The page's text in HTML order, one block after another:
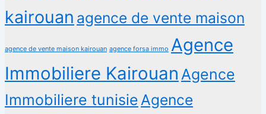
kairouan agence de vente maison
agence de vente maison kairouan agence forsa immo Agence
Immobiliere Kairouan Agence
Immobiliere tunisie Agence